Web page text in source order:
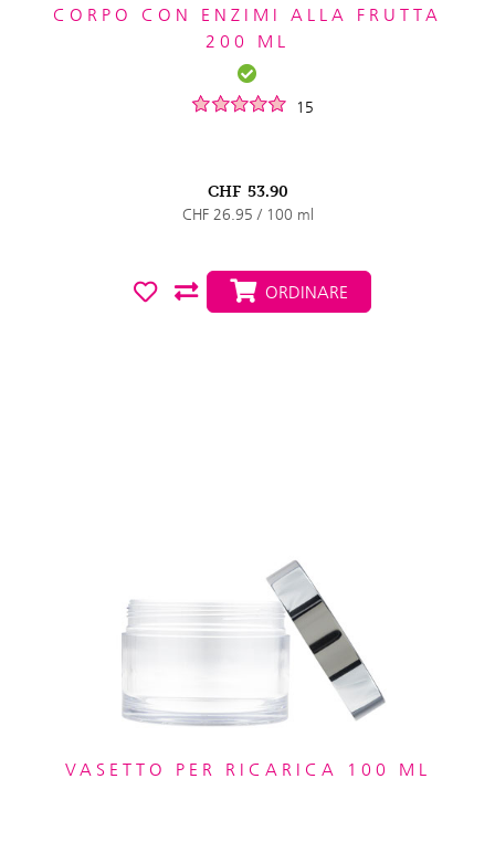
CORPO CON ENZIMI ALLA FRUTTA
200 ML
15
CHF 53.90
CHF 26.95 / 100 ml
ORDINARE
VASETTO PER RICARICA 100 ML